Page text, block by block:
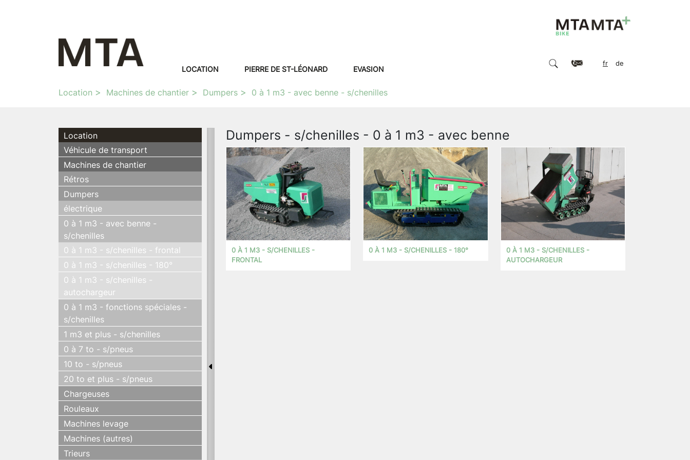
LOCATION PIERRE DE ST-LÉONARD EVASION
fr de
Location Machines de chantier Dumpers 0 à 1 m3 - avec benne - s/chenilles
Location
Véhicule de transport
Machines de chantier
Rétros
Dumpers
électrique
0 à 1 m3 - avec benne -
s/chenilles
0 à 1 m3 - s/chenilles - frontal
0 à 1 m3 - s/chenilles - 180°
0 à 1 m3 - s/chenilles -
autochargeur
0 à 1 m3 - fonctions spéciales -
s/chenilles
1 m3 et plus - s/chenilles
0 à 7 to - s/pneus
10 to - s/pneus
20 to et plus - s/pneus
Chargeuses
Rouleaux
Machines levage
Machines (autres)
Trieurs
Dumpers - s/chenilles - 0 à 1 m3 - avec benne
0 À 1 M3 - S/CHENILLES -
FRONTAL
0 À 1 M3 - S/CHENILLES - 180°
0 À 1 M3 - S/CHENILLES -
AUTOCHARGEUR